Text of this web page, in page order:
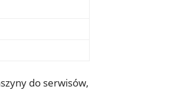
do serwisów,